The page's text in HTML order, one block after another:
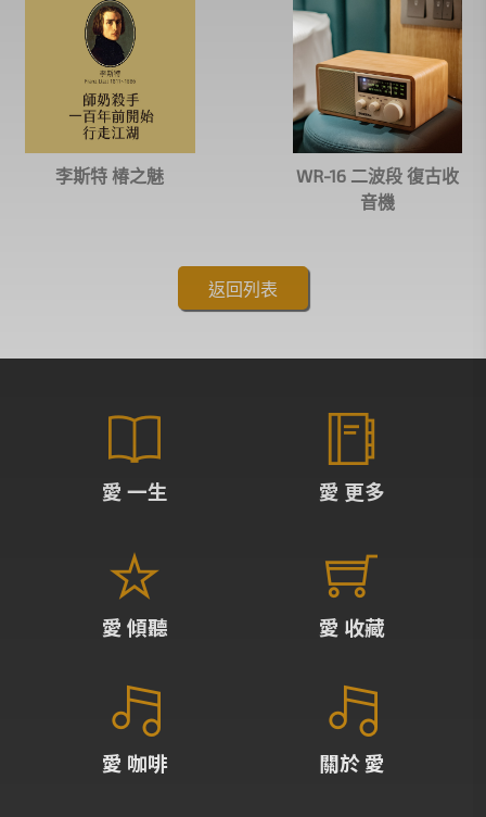
李斯特 椿之魅
WR-16 二波段 復古收
音機
返回列表
愛 一生 愛 更多
愛 傾聽 愛 收藏
愛 咖啡 關於 愛